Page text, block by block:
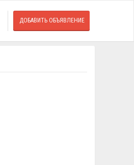
ДОБАВИТЬ ОБЪЯВЛЕНИЕ